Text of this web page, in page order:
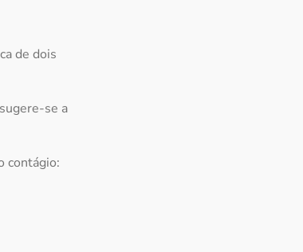
de dois
se a
contágio: